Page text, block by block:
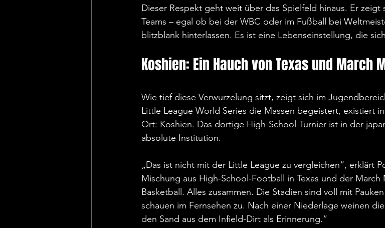
Dieser Respekt geht weit über das Spielfeld hinaus. Er zeigt
Teams – egal ob bei der WBC oder im Fußball bei
blitzblank hinterlassen. Es ist eine Lebenseinstellung, die
Koshien: Ein Hauch von Texas und March
Wie tief diese Verwurzelung sitzt, zeigt sich im
Little League World Series die Massen begeistert, existiert
Ort: Koshien. Das dortige High-School-Turnier ist in der
absolute Institution.
„Das ist nicht mit der Little League zu vergleichen“, erklärt
Mischung aus High-School-Football in Texas und der
Basketball. Alles zusammen. Die Stadien sind voll mit
schauen im Fernsehen zu. Nach einer Niederlage weinen
den Sand aus dem Infield-Dirt als Erinnerung.“